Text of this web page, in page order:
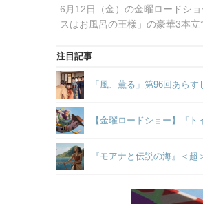
6月12日（金）の金曜ロードシ
スはお風呂の王様」の豪華3本
注目記事
「風、薫る」第96回あら
【金曜ロードショー】『
『モアナと伝説の海』＜